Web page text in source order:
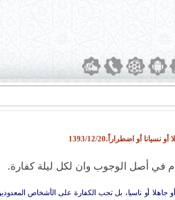
أو اضطراراً.1393/12/20
في أصل الوجوب وان لكل ليلة كفارة.
أو ناسيا، بل تجب الكفارة على الأشخاص